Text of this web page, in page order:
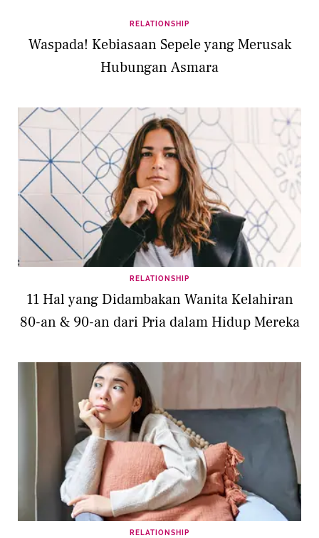
RELATIONSHIP
Waspada! Kebiasaan Sepele yang Merusak
Hubungan Asmara
RELATIONSHIP
11 Hal yang Didambakan Wanita Kelahiran
80-an & 90-an dari Pria dalam Hidup Mereka
RELATIONSHIP